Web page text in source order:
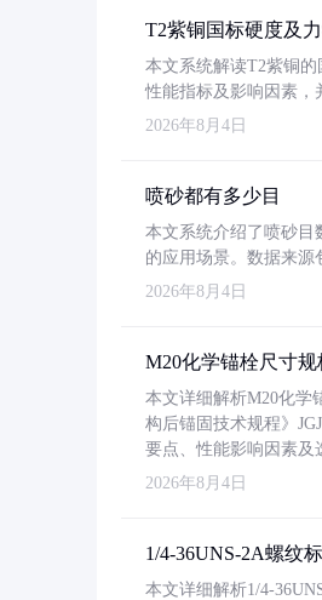
T2紫铜国标硬度及
本文系统解读T2紫铜的
性能指标及影响因素，
2026年8月4日
喷砂都有多少目
本文系统介绍了喷砂目
的应用场景。数据来源
2026年8月4日
M20化学锚栓尺寸
本文详细解析M20化学
构后锚固技术规程》
要点、性能影响因素及
2026年8月4日
1/4-36UNS-2A螺纹
本文详细解析1/4-